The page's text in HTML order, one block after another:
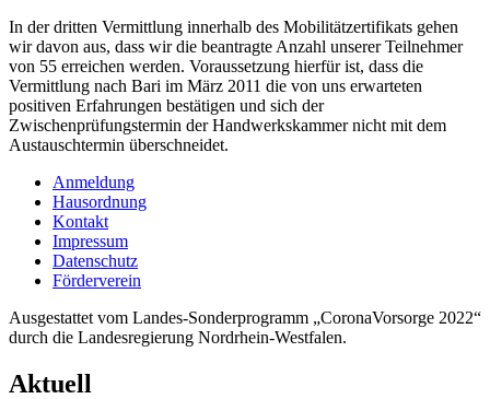
In der dritten Vermittlung innerhalb des Mobilitätzertifikats gehen
wir davon aus, dass wir die beantragte Anzahl unserer Teilnehmer
von 55 erreichen werden. Voraussetzung hierfür ist, dass die
Vermittlung nach Bari im März 2011 die von uns erwarteten
positiven Erfahrungen bestätigen und sich der
Zwischenprüfungstermin der Handwerkskammer nicht mit dem
Austauschtermin überschneidet.
Anmeldung
Hausordnung
Kontakt
Impressum
Datenschutz
Förderverein
Ausgestattet vom Landes-Sonderprogramm „CoronaVorsorge 2022“
durch die Landesregierung Nordrhein-Westfalen.
Aktuell